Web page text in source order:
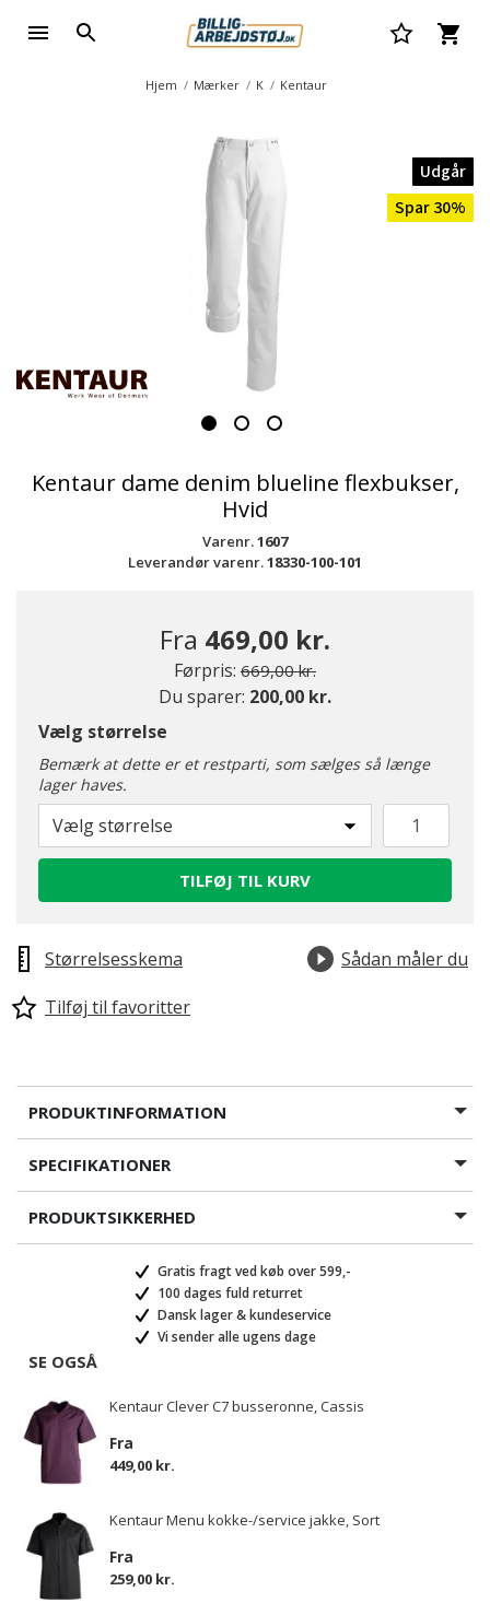
Hjem Mærker K Kentaur
Udgår
Spar 30%
Kentaur dame denim blueline flexbukser,
Hvid
Varenr.1607
Leverandør varenr.18330-100-101
Fra 469,00 kr.
Førpris: Pris nedsat fra
669,00 kr.til
Du sparer: 200,00 kr.
Vælg størrelse
Bemærk at dette er et restparti, som sælges så længe
lager haves.
Vælg størrelse
TILFØJ TIL KURV
Størrelsesskema
Sådan måler du
Tilføj til favoritter
PRODUKTINFORMATION
SPECIFIKATIONER
PRODUKTSIKKERHED
Gratis fragt ved køb over 599,-
100 dages fuld returret
Dansk lager & kundeservice
Vi sender alle ugens dage
SE OGSÅ
Kentaur Clever C7 busseronne, Cassis
Fra
449,00 kr.
Kentaur Menu kokke-/service jakke, Sort
Fra
259,00 kr.